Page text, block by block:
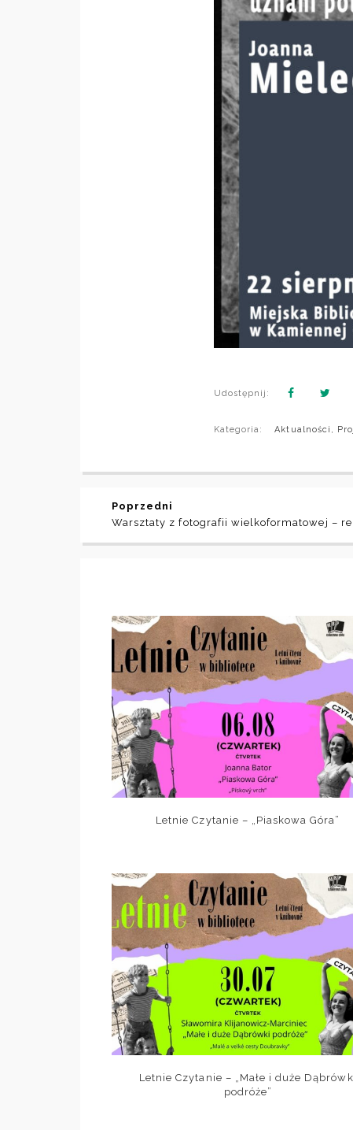
Udostępnij:
Kategoria: Aktualności ,
Poprzedni
Warsztaty z fotografii wielkoformatowej –
Letnie Czytanie – „Piaskowa Góra”
Letnie Czytanie – „Małe i duże
podróże”